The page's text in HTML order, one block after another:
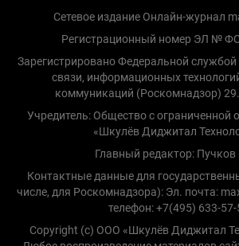
Сетевое издание Онлайн-журнал
Регистрационный номер ЭЛ №
Зарегистрировано Федеральной службой
связи, информационных
коммуникаций (Роскомнадзор)
Учредитель: Общество с ограниченной
«Шкулёв Диджитал
Главный редактор: Пучков
Контактные данные для
числе, для Роскомнадзора): Эл. почта:
телефон: +7(495) 633-57-
Copyright (с) ООО «Шкулёв Диджитал